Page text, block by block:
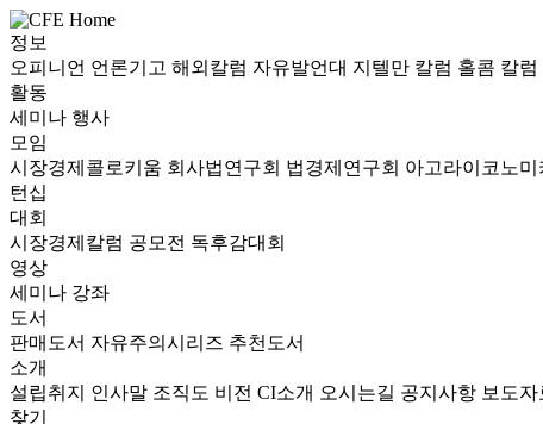
정보
오피니언 언론기고 해외칼럼 자유발언대 지텔만 칼럼 홀콤 칼럼
활동
세미나 행사
모임
시장경제콜로키움 회사법연구회 법경제연구회 아고라이코노미
턴십
대회
시장경제칼럼 공모전 독후감대회
영상
세미나 강좌
도서
판매도서 자유주의시리즈 추천도서
소개
설립취지 인사말 조직도 비전 CI소개 오시는길 공지사항 보도자
찾기